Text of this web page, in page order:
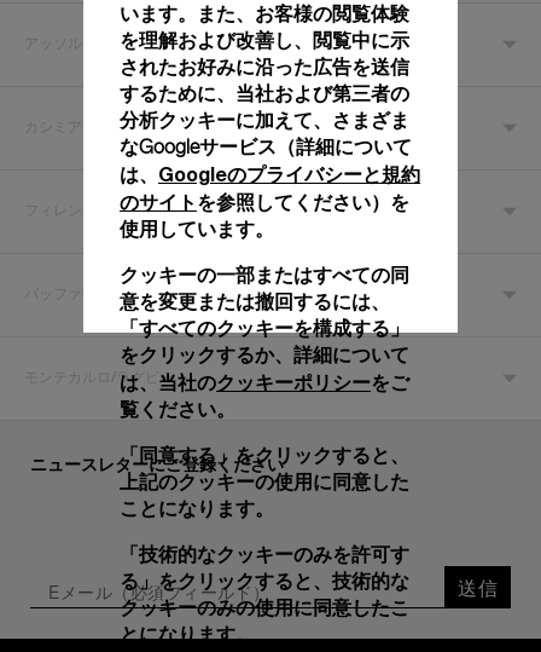
アッソルタメンテ
カシミア
バッファロー
モンテカルロ/ラグビー
ニュースレターにご登録ください
送信
います。また、お客様の閲覧体験
を理解および改善し、閲覧中に示
されたお好みに沿った広告を送信
するために、当社および第三者の
分析クッキーに加えて、さまざま
なGoogleサービス（詳細について
は、 Googleのプライバシーと規約
のサイト を参照してください）を
使用しています。
クッキーの一部またはすべての同
意を変更または撤回するには、
「すべてのクッキーを構成する」
をクリックするか、詳細について
は、当社のクッキーポリシーをご
覧ください。
「同意する」をクリックすると、
上記のクッキーの使用に同意した
ことになります。
「技術的なクッキーのみを許可す
る」をクリックすると、技術的な
クッキーのみの使用に同意したこ
とになります。